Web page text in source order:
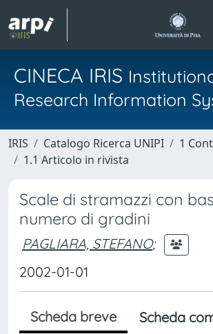
CINECA IRIS
Research Information
IRIS Catalogo Ricerca UNIPI
1
1.1 Articolo in rivista
Scale di stramazzi con
numero di gradini
PAGLIARA, STEFANO;
2002-01-01
Scheda breve
Scheda